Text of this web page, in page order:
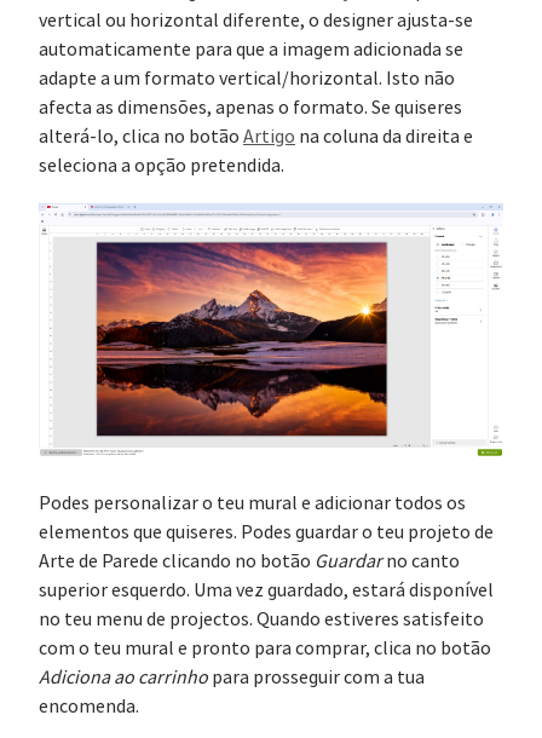
vertical ou horizontal diferente, o designer ajusta-se
automaticamente para que a imagem adicionada se
adapte a um formato vertical/horizontal. Isto não
afecta as dimensões, apenas o formato. Se quiseres
alterá-lo, clica no botão Artigo na coluna da direita e
seleciona a opção pretendida.
Podes personalizar o teu mural e adicionar todos os
elementos que quiseres. Podes guardar o teu projeto de
Arte de Parede clicando no botão Guardarno canto
superior esquerdo. Uma vez guardado, estará disponível
no teu menu de projectos. Quando estiveres satisfeito
com o teu mural e pronto para comprar, clica no botão
Adiciona ao carrinho para prosseguir com a tua
encomenda.